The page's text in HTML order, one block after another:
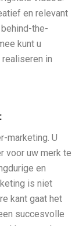
en relevant
the-
kunt u
in
marketing. U
voor uw merk te
en
is niet
kant gaat het
succesvolle